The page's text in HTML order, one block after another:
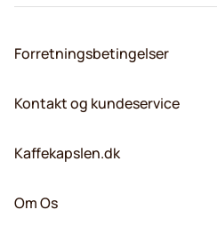
Forretningsbetingelser
Kontakt og kundeservice
Kaffekapslen.dk
Om Os